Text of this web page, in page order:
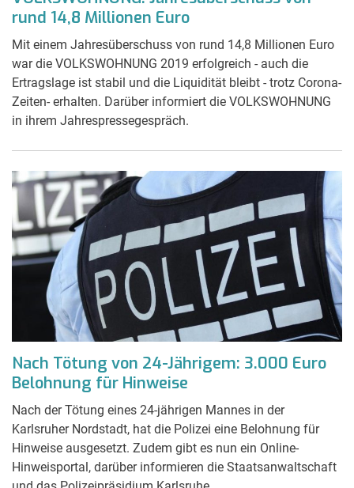
rund 14,8 Millionen Euro
Mit einem Jahresüberschuss von rund 14,8 Millionen Euro
war die VOLKSWOHNUNG 2019 erfolgreich - auch die
Ertragslage ist stabil und die Liquidität bleibt - trotz Corona-
Zeiten- erhalten. Darüber informiert die VOLKSWOHNUNG
in ihrem Jahrespressegespräch.
Nach Tötung von 24-Jährigem: 3.000 Euro
Belohnung für Hinweise
Nach der Tötung eines 24-jährigen Mannes in der
Karlsruher Nordstadt, hat die Polizei eine Belohnung für
Hinweise ausgesetzt. Zudem gibt es nun ein Online-
Hinweisportal, darüber informieren die Staatsanwaltschaft